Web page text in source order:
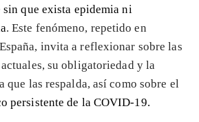
que exista epidemia ni
. Este fenómeno, repetido en
invita a reflexionar sobre las
su obligatoriedad y la
las respalda, así como sobre el
persistente de la COVID-19.